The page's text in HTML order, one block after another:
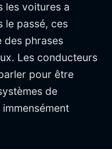
les voitures a
le passé, ces
des phrases
Les conducteurs
pour être
de